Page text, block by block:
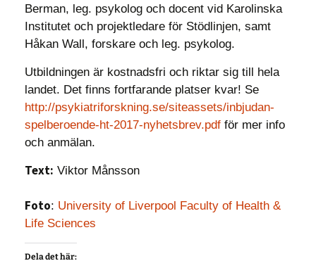
Berman, leg. psykolog och docent vid Karolinska
Institutet och projektledare för Stödlinjen, samt
Håkan Wall, forskare och leg. psykolog.
Utbildningen är kostnadsfri och riktar sig till hela
landet. Det finns fortfarande platser kvar! Se
http://psykiatriforskning.se/siteassets/inbjudan-
spelberoende-ht-2017-nyhetsbrev.pdf för mer info
och anmälan.
Text: Viktor Månsson
Foto: University of Liverpool Faculty of Health &
Life Sciences
Dela det här: